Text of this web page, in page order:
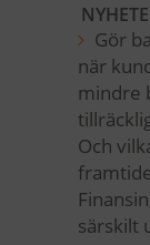
Gör
när
mindre
Och
särskilt